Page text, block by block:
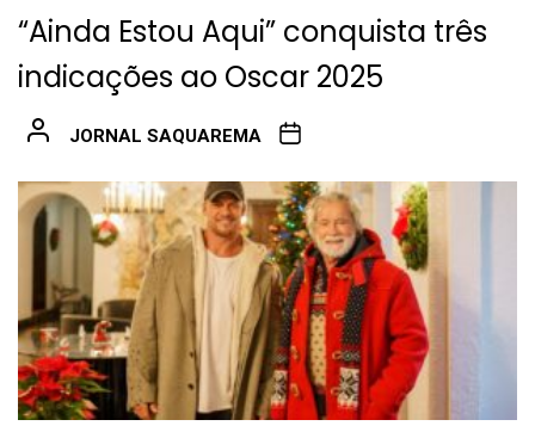
“Ainda Estou Aqui” conquista três
indicações ao Oscar 2025
JORNAL SAQUAREMA